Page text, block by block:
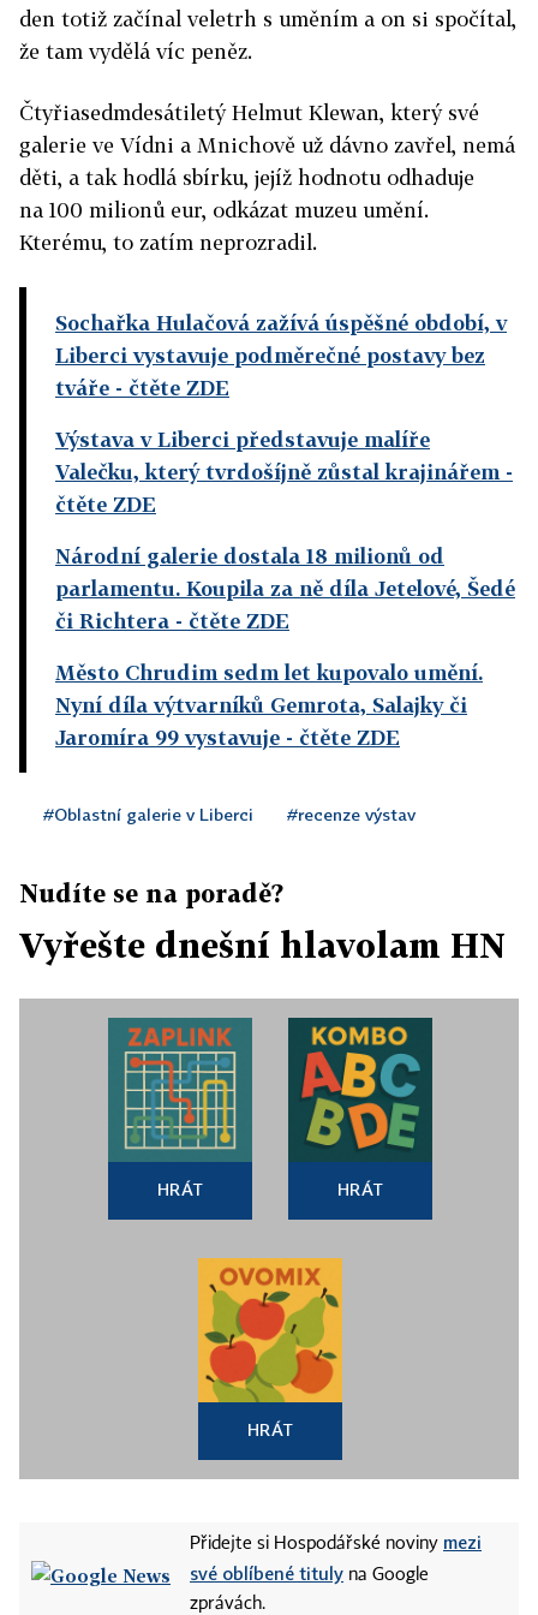
den totiž začínal veletrh s uměním a on si spočítal,
že tam vydělá víc peněz.
Čtyřiasedmdesátiletý Helmut Klewan, který své
galerie ve Vídni a Mnichově už dávno zavřel, nemá
děti, a tak hodlá sbírku, jejíž hodnotu odhaduje
na 100 milionů eur, odkázat muzeu umění.
Kterému, to zatím neprozradil.
Sochařka Hulačová zažívá úspěšné období, v
Liberci vystavuje podměrečné postavy bez
tváře - čtěte ZDE
Výstava v Liberci představuje malíře
Valečku, který tvrdošíjně zůstal krajinářem -
čtěte ZDE
Národní galerie dostala 18 milionů od
parlamentu. Koupila za ně díla Jetelové, Šedé
či Richtera - čtěte ZDE
Město Chrudim sedm let kupovalo umění.
Nyní díla výtvarníků Gemrota, Salajky či
Jaromíra 99 vystavuje - čtěte ZDE
#Oblastní galerie v Liberci #recenze výstav
Nudíte se na poradě?
Vyřešte dnešní hlavolam HN
HRÁT HRÁT
HRÁT
Přidejte si Hospodářské noviny mezi
své oblíbené tituly na Google
zprávách.